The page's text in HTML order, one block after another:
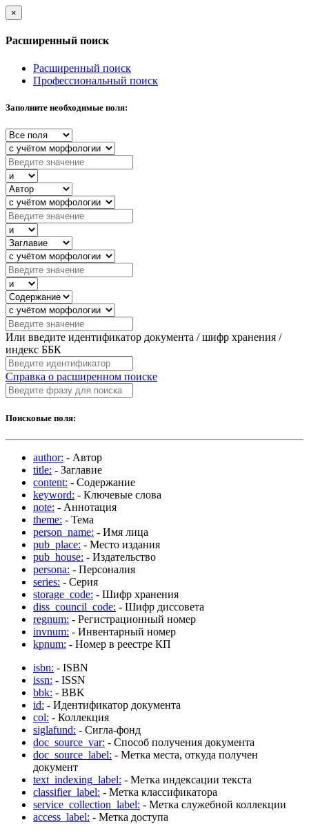
×
Расширенный поиск
Расширенный поиск
Профессиональный поиск
Заполните необходимые поля:
Или введите идентификатор документа / шифр хранения /
индекс ББК
Справка о расширенном поиске
Поисковые поля:
author: - Автор
title: - Заглавие
content: - Содержание
keyword: - Ключевые слова
note: - Аннотация
theme: - Тема
person_name: - Имя лица
pub_place: - Место издания
pub_house: - Издательство
persona: - Персоналия
series: - Серия
storage_code: - Шифр хранения
diss_council_code: - Шифр диссовета
regnum: - Регистрационный номер
invnum: - Инвентарный номер
kpnum: - Номер в реестре КП
isbn: - ISBN
issn: - ISSN
bbk: - BBK
id: - Идентификатор документа
col: - Коллекция
siglafund: - Сигла-фонд
doc_source_var: - Способ получения документа
doc_source_label: - Метка места, откуда получен
документ
text_indexing_label: - Метка индексации текста
classifier_label: - Метка классификатора
service_collection_label: - Метка служебной коллекции
access_label: - Метка доступа